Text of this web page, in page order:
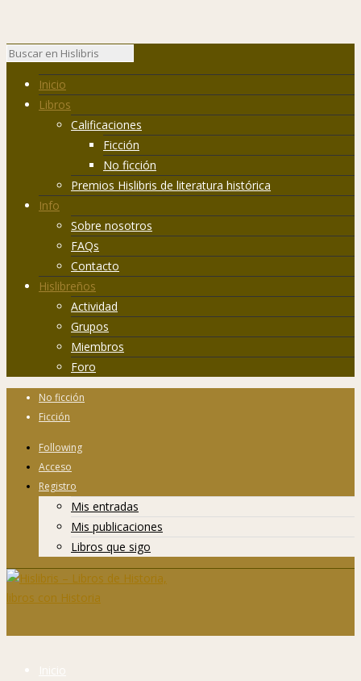
Inicio
Libros
Calificaciones
Ficción
No ficción
Premios Hislibris de literatura histórica
Info
Sobre nosotros
FAQs
Contacto
Hislibreños
Actividad
Grupos
Miembros
Foro
No ficción
Ficción
Following
Acceso
Registro
Mis entradas
Mis publicaciones
Libros que sigo
Inicio